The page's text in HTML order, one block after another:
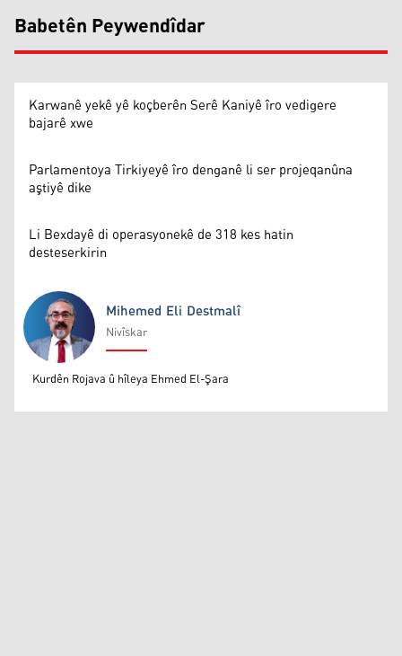
Babetên Peywendîdar
Karwanê yekê yê koçberên Serê Kaniyê îro vedigere
bajarê xwe
Parlamentoya Tirkiyeyê îro denganê li ser projeqanûna
aştiyê dike
Li Bexdayê di operasyonekê de 318 kes hatin
desteserkirin
Mihemed Eli Destmalî
Mihemed Eli Destmalî
Nivîskar
Kurdên Rojava û hîleya Ehmed El-Şara